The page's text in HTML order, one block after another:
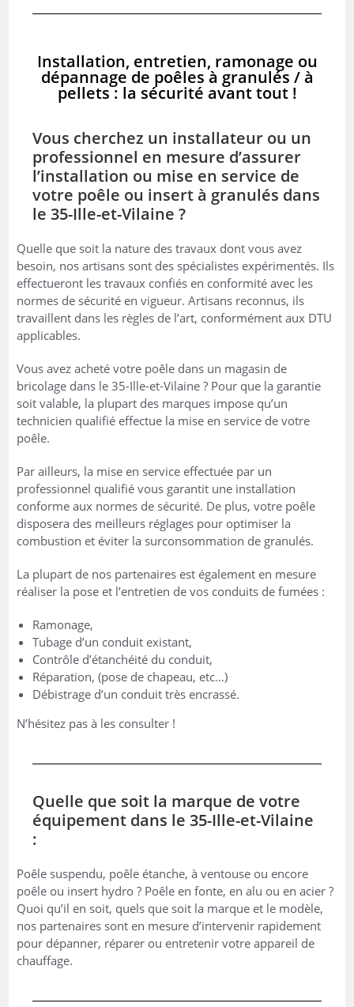
Installation, entretien, ramonage ou
dépannage de poêles à granulés / à
pellets : la sécurité avant tout !
Vous cherchez un installateur ou un
professionnel en mesure d’assurer
l’installation ou mise en service de
votre poêle ou insert à granulés dans
le 35-Ille-et-Vilaine ?
Quelle que soit la nature des travaux dont vous avez
besoin, nos artisans sont des spécialistes expérimentés. Ils
effectueront les travaux confiés en conformité avec les
normes de sécurité en vigueur. Artisans reconnus, ils
travaillent dans les règles de l’art, conformément aux DTU
applicables.
Vous avez acheté votre poêle dans un magasin de
bricolage dans le 35-Ille-et-Vilaine ? Pour que la garantie
soit valable, la plupart des marques impose qu’un
technicien qualifié effectue la mise en service de votre
poêle.
Par ailleurs, la mise en service effectuée par un
professionnel qualifié vous garantit une installation
conforme aux normes de sécurité. De plus, votre poêle
disposera des meilleurs réglages pour optimiser la
combustion et éviter la surconsommation de granulés.
La plupart de nos partenaires est également en mesure
réaliser la pose et l’entretien de vos conduits de fumées :
Ramonage,
Tubage d’un conduit existant,
Contrôle d’étanchéité du conduit,
Réparation, (pose de chapeau, etc…)
Débistrage d’un conduit très encrassé.
N’hésitez pas à les consulter !
Quelle que soit la marque de votre
équipement dans le 35-Ille-et-Vilaine
:
Poêle suspendu, poêle étanche, à ventouse ou encore
poêle ou insert hydro ? Poêle en fonte, en alu ou en acier ?
Quoi qu’il en soit, quels que soit la marque et le modèle,
nos partenaires sont en mesure d’intervenir rapidement
pour dépanner, réparer ou entretenir votre appareil de
chauffage.